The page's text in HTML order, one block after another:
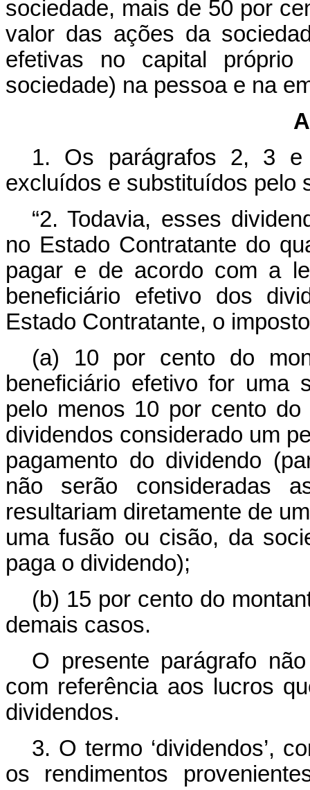
sociedade, mais de 50 por
valor das ações da
efetivas no capital
sociedade) na pessoa e na
1. Os parágrafos 2, 3
excluídos e substituídos pelo
“2. Todavia, esses
no Estado Contratante do
pagar e de acordo com a
beneficiário efetivo dos
Estado Contratante, o
(a) 10 por cento do
beneficiário efetivo for uma
pelo menos 10 por cento
dividendos considerado um
pagamento do dividendo
não serão consideradas
resultariam diretamente de
uma fusão ou cisão, da
paga o dividendo);
(b) 15 por cento do
demais casos.
O presente parágrafo
com referência aos lucros
dividendos.
3. O termo ‘dividendos’,
os rendimentos